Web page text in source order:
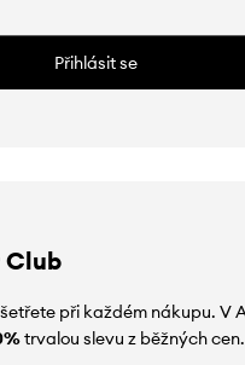
Přihlásit se
Club
při každém nákupu. V
trvalou slevu z běžných cen.